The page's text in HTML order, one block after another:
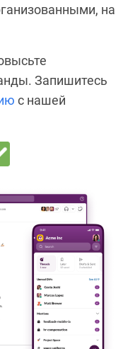
на
Запишитесь
с нашей